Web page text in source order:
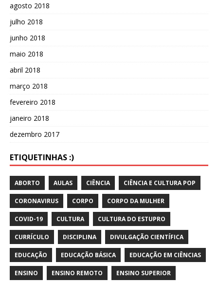
agosto 2018
julho 2018
junho 2018
maio 2018
abril 2018
março 2018
fevereiro 2018
janeiro 2018
dezembro 2017
ETIQUETINHAS :)
ABORTO AULAS CIÊNCIA CIÊNCIA E CULTURA POP
CORONAVIRUS CORPO CORPO DA MULHER
COVID-19 CULTURA CULTURA DO ESTUPRO
CURRÍCULO DISCIPLINA DIVULGAÇÃO CIENTÍFICA
EDUCAÇÃO EDUCAÇÃO BÁSICA EDUCAÇÃO EM CIÊNCIAS
ENSINO ENSINO REMOTO ENSINO SUPERIOR